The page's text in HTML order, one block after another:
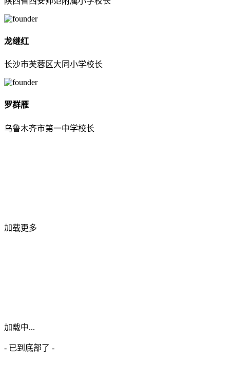
龙继红
长沙市芙蓉区大同小学校长
罗群雁
乌鲁木齐市第一中学校长
加载更多
加载中...
- 已到底部了 -